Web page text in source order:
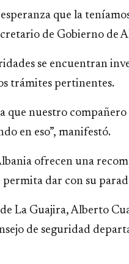
que la
de Gobierno de
se encuentran
trámites pertinentes.
que nuestro
en eso”, manifestó.
ofrecen una
dar con su
La Guajira, Alberto
de seguridad